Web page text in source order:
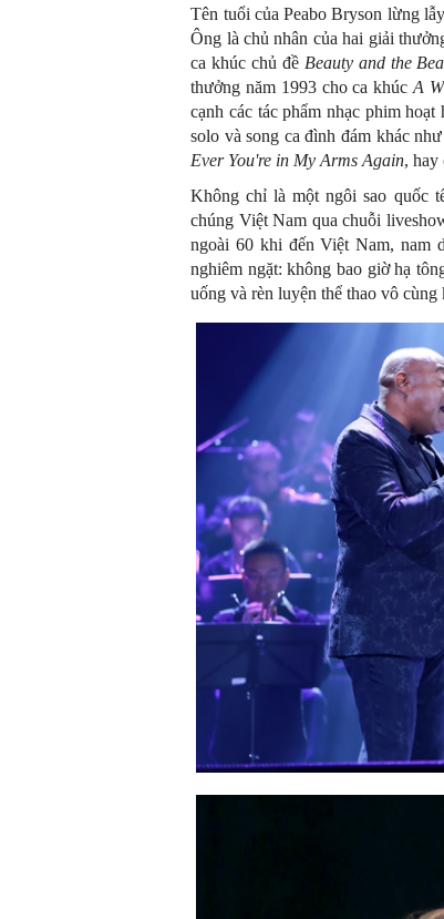
Tên tuổi của Peabo Bryson lừng
Ông là chủ nhân của hai giải
ca khúc chủ đề Beauty and the
thưởng năm 1993 cho ca khúcA
cạnh các tác phẩm nhạc phim
solo và song ca đình đám khác như
Ever You're in My Arms Again, hay
Không chỉ là một ngôi sao quốc
chúng Việt Nam qua chuỗi
ngoài 60 khi đến Việt Nam, nam
nghiêm ngặt: không bao giờ hạ
uống và rèn luyện thể thao vô